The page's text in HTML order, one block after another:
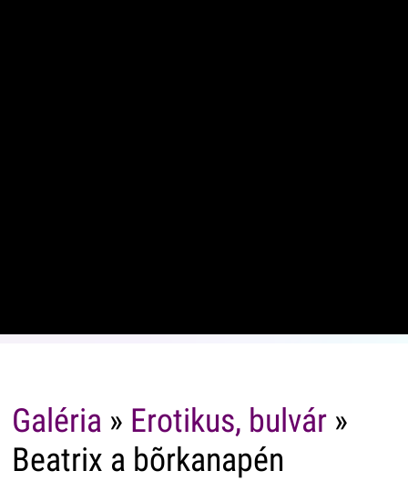
Galéria » Erotikus, bulvár»
Beatrix a bõrkanapén